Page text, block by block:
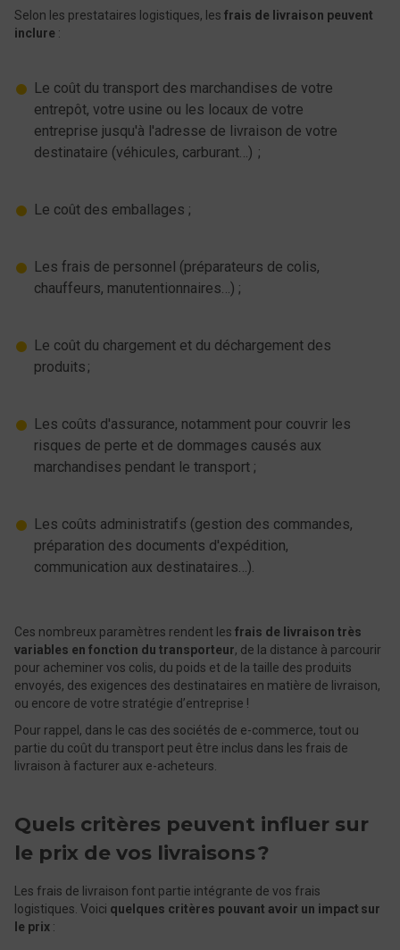
Selon les prestataires logistiques, les frais de livraison peuvent
inclure :
Le coût du transport des marchandises de votre
entrepôt, votre usine ou les locaux de votre
entreprise jusqu'à l'adresse de livraison de votre
destinataire (véhicules, carburant…) ;
Le coût des emballages ;
Les frais de personnel (préparateurs de colis,
chauffeurs, manutentionnaires…) ;
Le coût du chargement et du déchargement des
produits ;
Les coûts d'assurance, notamment pour couvrir les
risques de perte et de dommages causés aux
marchandises pendant le transport ;
Les coûts administratifs (gestion des commandes,
préparation des documents d'expédition,
communication aux destinataires…).
Ces nombreux paramètres rendent les frais de livraison très
variables en fonction du transporteur, de la distance à parcourir
pour acheminer vos colis, du poids et de la taille des produits
envoyés, des exigences des destinataires en matière de livraison,
ou encore de votre stratégie d’entreprise !
Pour rappel, dans le cas des sociétés de e-commerce, tout ou
partie du coût du transport peut être inclus dans les frais de
livraison à facturer aux e-acheteurs.
Quels critères peuvent influer sur
le prix de vos livraisons ?
Les frais de livraison font partie intégrante de vos frais
logistiques. Voici quelques critères pouvant avoir un impact sur
le prix :